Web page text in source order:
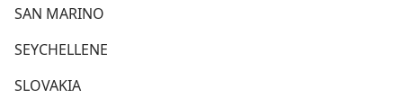
SAN MARINO
SEYCHELLENE
SLOVAKIA